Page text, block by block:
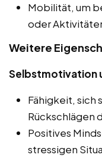
Mobilität, um
oder
Weitere
Selbstmotivation
Fähigkeit, sich
Rückschlägen
Positives
stressigen